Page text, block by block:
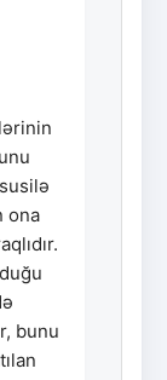
ona
bunu